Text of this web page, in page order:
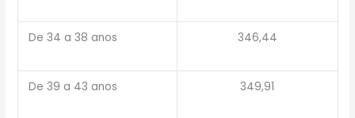
De 34 a 38 anos 346,44
De 39 a 43 anos 349,91